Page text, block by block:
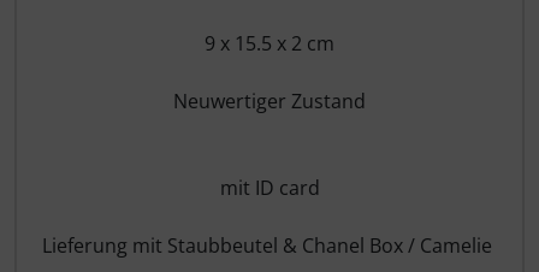
9 x 15.5 x 2 cm
Neuwertiger Zustand
mit ID card
Lieferung mit Staubbeutel & Chanel Box / Camelie